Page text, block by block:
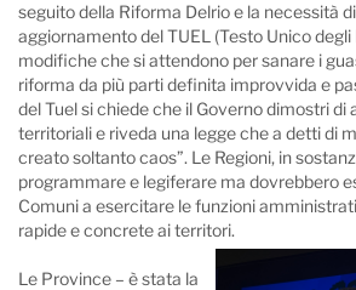
seguito della Riforma Delrio e la necessità
aggiornamento del TUEL (Testo Unico
modifiche che si attendono per sanare i
riforma da più parti definita improvvida e
del Tuel si chiede che il Governo dimostri di
territoriali e riveda una legge che a detti di
creato soltanto caos”. Le Regioni, in
programmare e legiferare ma dovrebbero
Comuni a esercitare le funzioni
rapide e concrete ai territori.
Le Province – è stata la